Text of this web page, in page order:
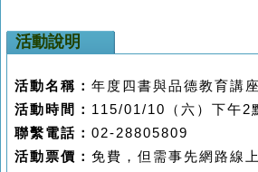
活動說明
活動名稱： 年度四書與品德教育講座
活動時間： 115/01/10 （六）下午2
聯繫電話： 02-28805809
活動票價： 免費，但 需事先網路線